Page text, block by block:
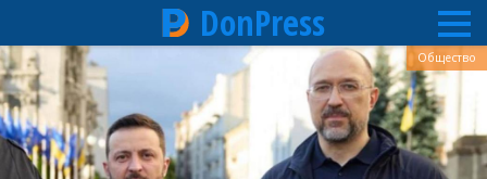
Перейти
к
основному
содержанию
DonPress
Общество